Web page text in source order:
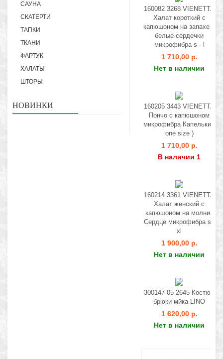
САУНА
СКАТЕРТИ
ТАПКИ
ТКАНИ
ФАРТУК
ХАЛАТЫ
ШТОРЫ
НОВИНКИ
160082 3268 VIENETTA
Халат короткий с
капюшоном на запахе в
белые сердечки
микрофибра s - l
1 710,00 р.
Нет в наличии
160205 3443 VIENETTA
Пончо с капюшоном
микрофибра Капельки (
one size )
1 710,00 р.
В наличии 1
160214 3361 VIENETTA
Халат женский с
капюшоном на молнии
Сердце микрофибра s -
xl
1 900,00 р.
Нет в наличии
300147-05 2645 Костюм
брюки мйка LINO
1 620,00 р.
Нет в наличии